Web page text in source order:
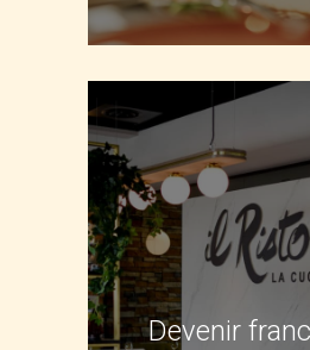
Devenir